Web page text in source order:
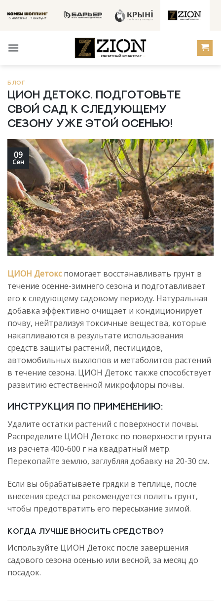
БЛОГ
ЦИОН Детокс. Подготовьте
свой сад к следующему
сезону уже этой осенью!
09
Сен
ЦИОН Детокс помогает восстанавливать грунт в
течение осенне-зимнего сезона и подготавливает
его к следующему садовому периоду. Натуральная
добавка эффективно очищает и кондиционирует
почву, нейтрализуя токсичные вещества, которые
накапливаются в результате использования
средств защиты растений, пестицидов,
автомобильных выхлопов и метаболитов растений
в течение сезона. ЦИОН Детокс также способствует
развитию естественной микрофлоры почвы.
Инструкция по применению:
Удалите остатки растений с поверхности почвы.
Распределите ЦИОН Детокс по поверхности грунта
из расчета 400-600 г на квадратный метр.
Перекопайте землю, заглубляя добавку на 20-30 см.
Если вы обрабатываете грядки в теплице, после
внесения средства рекомендуется полить грунт,
чтобы предотвратить его пересыхание зимой.
Когда лучше вносить средство?
Используйте ЦИОН Детокс после завершения
садового сезона осенью или весной, за месяц до
посадок.